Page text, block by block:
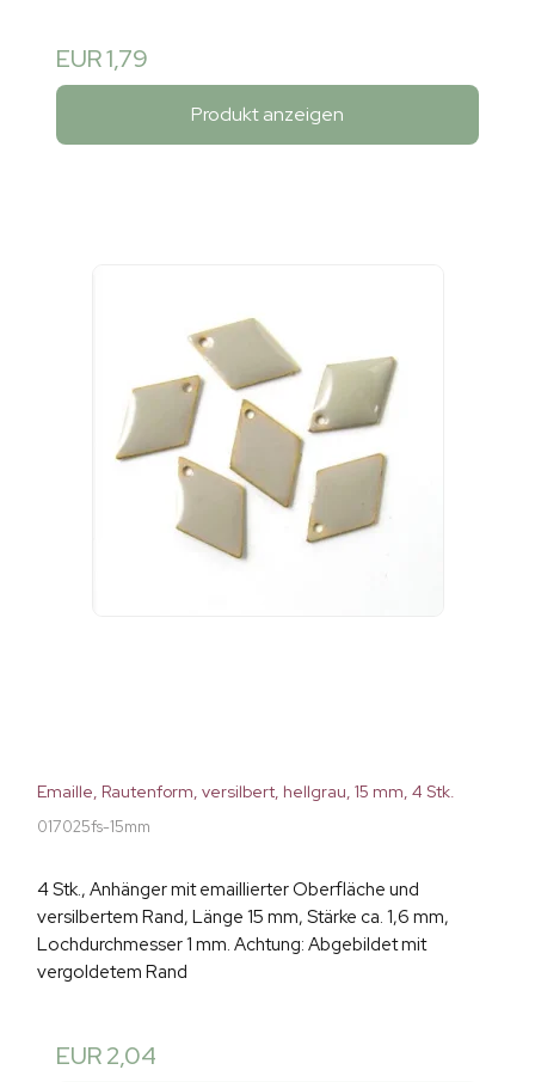
EUR 1,79
Produkt anzeigen
Emaille, Rautenform, versilbert, hellgrau, 15 mm, 4 Stk.
017025fs-15mm
4 Stk., Anhänger mit emaillierter Oberfläche und
versilbertem Rand, Länge 15 mm, Stärke ca. 1,6 mm,
Lochdurchmesser 1 mm. Achtung: Abgebildet mit
vergoldetem Rand
EUR 2,04